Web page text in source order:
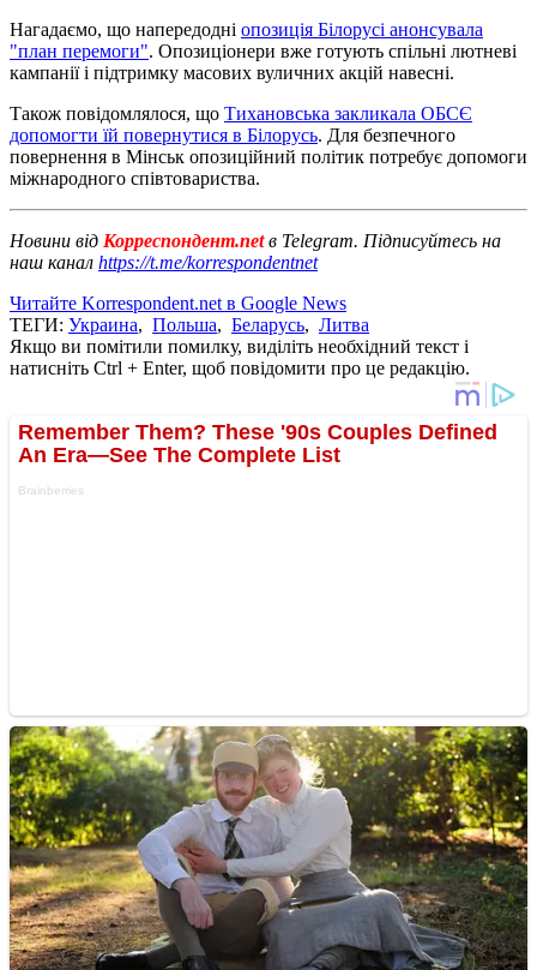
Нагадаємо, що напередодні опозиція Білорусі анонсувала
"план перемоги". Опозиціонери вже готують спільні лютневі
кампанії і підтримку масових вуличних акцій навесні.
Також повідомлялося, що Тихановська закликала ОБСЄ
допомогти їй повернутися в Білорусь. Для безпечного
повернення в Мінськ опозиційний політик потребує допомоги
міжнародного співтовариства.
Новини від Корреспондент.netв Telegram. Підписуйтесь на
наш канал https://t.me/korrespondentnet
Читайте Korrespondent.net в Google News
ТЕГИ: Украина, Польша, Беларусь, Литва
Якщо ви помітили помилку, виділіть необхідний текст і
натисніть Ctrl + Enter, щоб повідомити про це редакцію.